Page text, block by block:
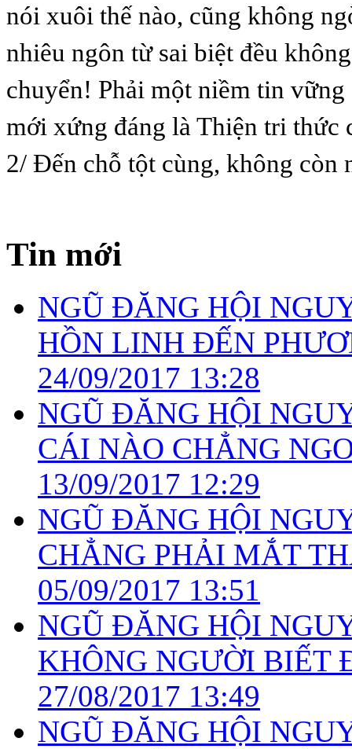
nói xuôi thế nào, cũng không
nhiêu ngôn từ sai biệt đều
chuyển! Phải một niềm tin vững
mới xứng đáng là Thiện tri thức
2/ Đến chỗ tột cùng, không còn
Tin mới
NGŨ ĐĂNG HỘI
HỒN LINH ĐẾN
24/09/2017 13:28
NGŨ ĐĂNG HỘI
CÁI NÀO CHẲNG
13/09/2017 12:29
NGŨ ĐĂNG HỘI
CHẲNG PHẢI MẮT
05/09/2017 13:51
NGŨ ĐĂNG HỘI
KHÔNG NGƯỜI BIẾT
27/08/2017 13:49
NGŨ ĐĂNG HỘI